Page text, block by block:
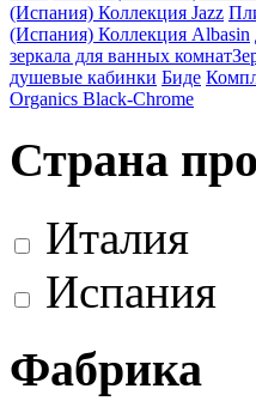
(Испания) Коллекция Jazz
(Испания) Коллекция Albasin
зеркала для ванных комнат
душевые кабинки Биде
Organics Black-Chrome
Страна
Италия
Испания
Фабрика